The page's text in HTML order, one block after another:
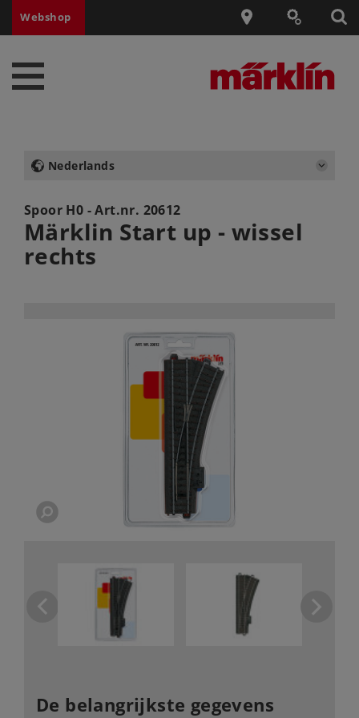
Webshop
Nederlands
Spoor H0 - Art.nr. 20612
Märklin Start up - wissel
rechts
De belangrijkste gegevens